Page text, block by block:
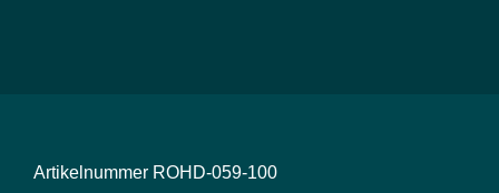
Artikelnummer ROHD-059-100